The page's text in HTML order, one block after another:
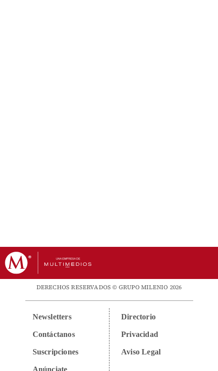
DERECHOS RESERVADOS © GRUPO MILENIO 2026
Newsletters
Contáctanos
Suscripciones
Anúnciate
Directorio
Privacidad
Aviso Legal